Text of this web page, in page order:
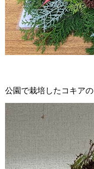
公園で栽培したコキア